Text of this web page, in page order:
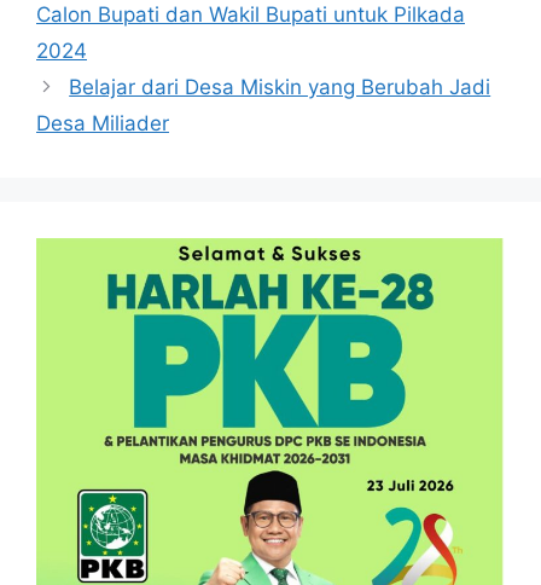
Calon Bupati dan Wakil Bupati untuk Pilkada
2024
Belajar dari Desa Miskin yang Berubah Jadi
Desa Miliader